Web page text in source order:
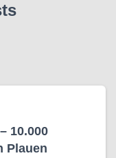
10.000
Plauen